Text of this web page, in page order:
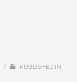
/ PUBLISHED IN